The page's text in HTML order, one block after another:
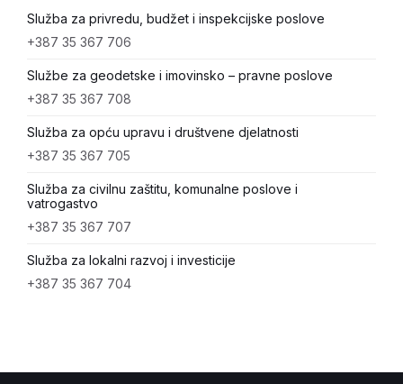
Služba za privredu, budžet i inspekcijske poslove
+387 35 367 706
Službe za geodetske i imovinsko – pravne poslove
+387 35 367 708
Služba za opću upravu i društvene djelatnosti
+387 35 367 705
Služba za civilnu zaštitu, komunalne poslove i
vatrogastvo
+387 35 367 707
Služba za lokalni razvoj i investicije
+387 35 367 704